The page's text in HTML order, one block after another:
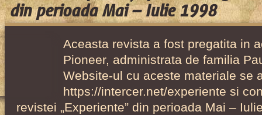
pe
email,
din
1998
din perioada Mai – Iulie 1998
Aceasta revista a fost pregatita in
Pioneer, administrata de familia
Website-ul cu aceste materiale se
https://intercer.net/experiente si
revistei „Experiente” din perioada Mai –